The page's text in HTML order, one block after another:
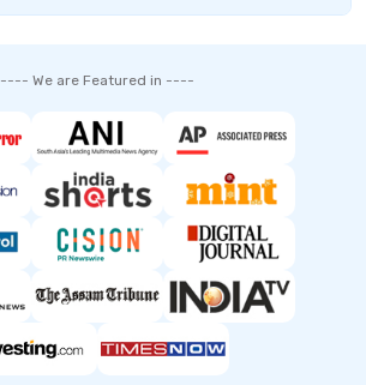
---- We are Featured in ----